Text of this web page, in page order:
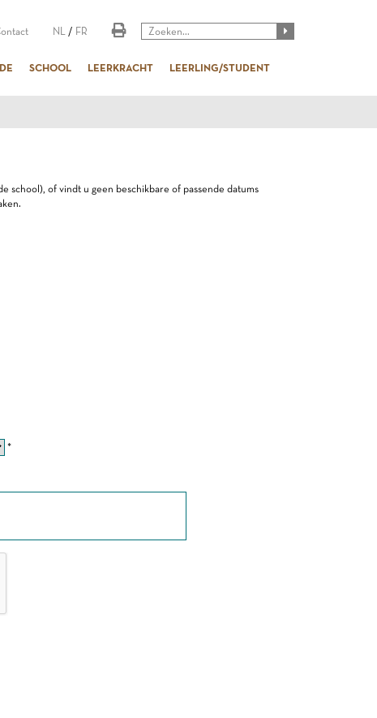
NL / FR
SCHOOL LEERKRACHT LEERLING/STUDENT
of vindt u geen beschikbare of passende datums
*